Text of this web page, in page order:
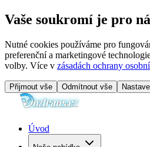
Vaše soukromí je pro
Nutné cookies používáme pro
preferenční a marketingové
volby. Více v zásadách ochrany
Přijmout vše Odmítnout vše
Úvod